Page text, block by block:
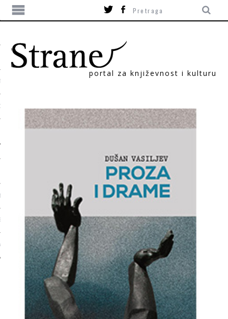
portal za književnost i kulturu